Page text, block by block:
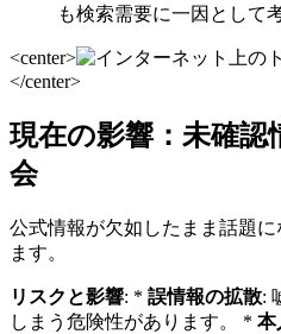
も検索需要に一因として
<center>
</center>
現在の影響：未確
会
公式情報が欠如したまま話題
ます。
リスクと影響: * 誤情報の拡散:
しまう危険性があります。 * 本